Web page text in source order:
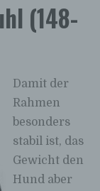
(148-
Damit der
Rahmen
besonders
stabil ist, das
Gewicht den
Hund aber